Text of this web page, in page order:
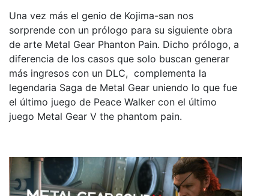
Una vez más el genio de Kojima-san nos
sorprende con un prólogo para su siguiente obra
de arte Metal Gear Phanton Pain. Dicho prólogo, a
diferencia de los casos que solo buscan generar
más ingresos con un DLC, complementa la
legendaria Saga de Metal Gear uniendo lo que fue
el último juego de Peace Walker con el último
juego Metal Gear V the phantom pain.